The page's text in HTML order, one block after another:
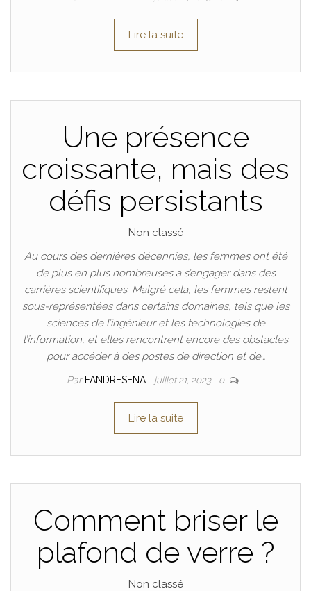
Lire la suite
Une présence
croissante, mais des
défis persistants
Non classé
Au cours des dernières décennies, les femmes ont été
de plus en plus nombreuses à s’engager dans des
carrières scientifiques. Malgré cela, les femmes restent
sous-représentées dans certains domaines, tels que les
sciences de l’ingénieur et les technologies de
l’information, et elles rencontrent encore des obstacles
pour accéder à des postes de direction et de…
Par FANDRESENA juillet 21, 2023 0
Lire la suite
Comment briser le
plafond de verre ?
Non classé